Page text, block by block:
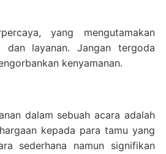
yang mengutamakan
dan layanan. Jangan tergoda
kenyamanan.
dalam sebuah acara adalah
kepada para tamu yang
sederhana namun signifikan